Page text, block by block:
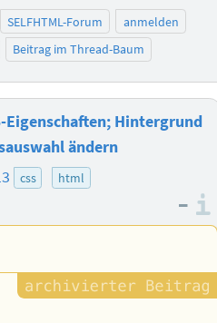
SELFHTML-Forum
anmelden
Beitrag im Thread-Baum
Eigenschaften; Hintergrund
ändern
css html
–